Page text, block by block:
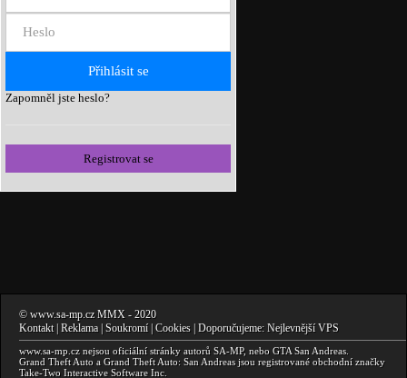
Zapomněl jste heslo?
Registrovat se
© www.sa-mp.cz MMX - 2020
Kontakt| Reklama | Soukromí| Cookies | Doporučujeme: Nejlevnější VPS
www.sa-mp.cz nejsou oficiální stránky autorů SA-MP, nebo GTA San Andreas
Grand Theft Auto a Grand Theft Auto: San Andreas jsou registrované obchodní značky
Take-Two Interactive Software Inc.